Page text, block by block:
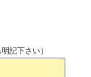
記下さい）